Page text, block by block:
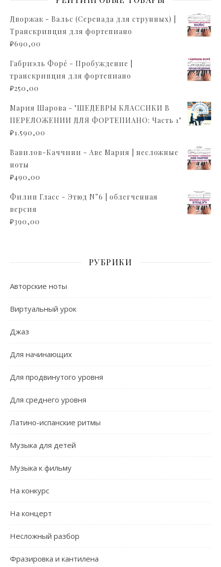
Дворжак - Вальс (Серенада для струнных) |
Транскрипция для фортепиано
₽690,00
Габриэль Форé - Пробуждение |
транскрипция для фортепиано
₽250,00
Мария Шарова - "ШЕДЕВРЫ КЛАССИКИ В
ПЕРЕЛОЖЕНИИ ДЛЯ ФОРТЕПИАНО: Часть 1"
₽1.590,00
Вавилов-Каччини - Аве Мария | несложные
ноты
₽490,00
Филип Гласс - Этюд N°6 | облегченная
версия
₽390,00
РУБРИКИ
Авторские ноты
Виртуальный урок
Джаз
Для начинающих
Для продвинутого уровня
Для среднего уровня
Латино-испанские ритмы
Музыка для детей
Музыка к фильму
На конкурс
На концерт
Несложный разбор
Фразировка и кантилена